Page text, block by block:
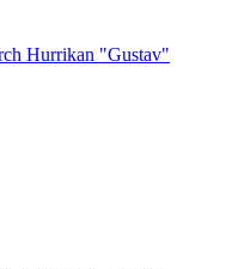
Hurrikan "Gustav"